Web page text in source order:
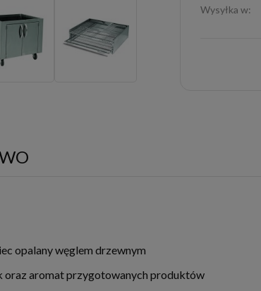
Wysyłka w:
opalany węglem drzewnym
oraz aromat przygotowanych produktów